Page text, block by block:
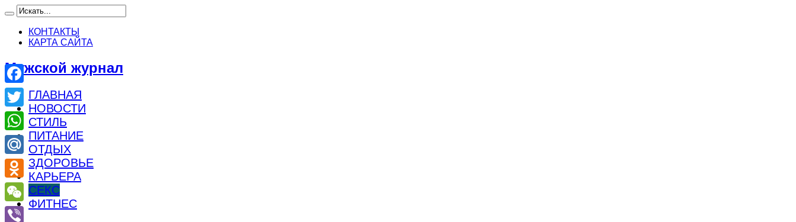
КОНТАКТЫ
КАРТА САЙТА
Мужской журнал
ГЛАВНАЯ
НОВОСТИ
СТИЛЬ
ПИТАНИЕ
ОТДЫХ
ЗДОРОВЬЕ
КАРЬЕРА
СЕКС
ФИТНЕС
Facebook
Twitter
WhatsApp
Mail.Ru
Odnoklassniki
WeChat